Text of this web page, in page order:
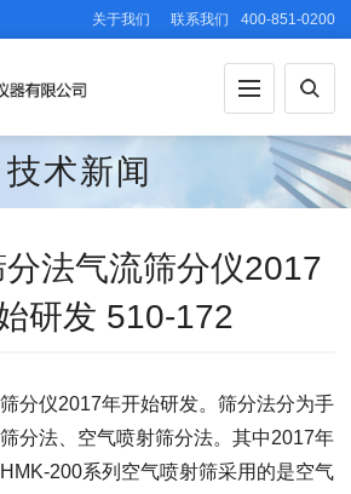
关于我们 联系我们 400-851-0200
技术新闻
法气流筛分仪2017
研发 510-172
分仪2017年开始研发。筛分法分为手
分法、空气喷射筛分法。其中2017年
200系列空气喷射筛采用的是空气